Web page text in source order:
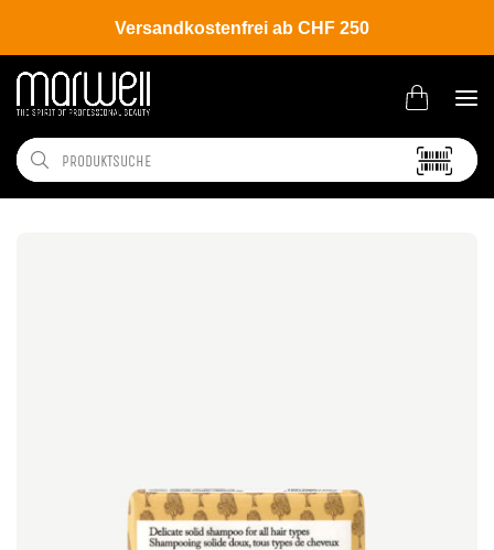
Versandkostenfrei ab CHF 250
Shop Brands Davines New Essential Haircare